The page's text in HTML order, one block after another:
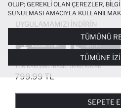
YÜN KARIŞIMLI BASIC TRIKO KAZAK
799.99 TL
SEPETE
UYGULAMAMIZI İNDIRIN
POPÜLER KATEGORILER
OLUP; GEREKLI OLAN ÇEREZLER,
SUNULMASI AMACIYLA
ÜÇÜNCÜ TARAF ÇEREZLER ISE SIZE
DENEYIMI SUNULABILMESI,
KIŞISELLEŞTIRMESI VE AÇIK RIZA
YÖNELIK PAZARLAMA
SINIRLI OLARAK KULLANILACAKTIR.
ÇEREZ TERCIHLERIPANELI
ÇEREZLERLE ILGILI DAHA DETAYLI
TÜMÜNÜ
TÜMÜNE